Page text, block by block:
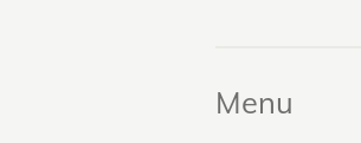
Menu